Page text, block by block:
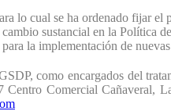
lo cual se ha ordenado fijar el
sustancial en la Política
la implementación de
como encargados del
Centro Comercial Cañaveral,